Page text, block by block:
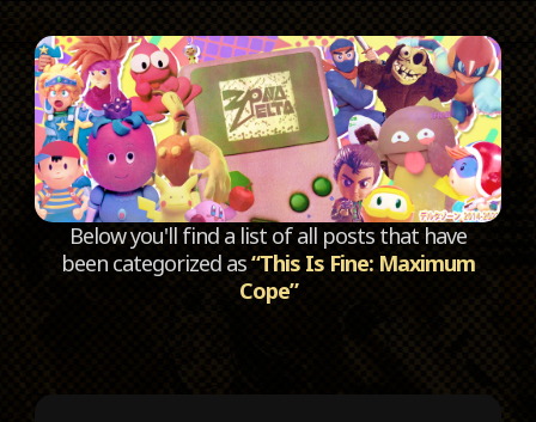
Below you'll find a list of all posts that have
been categorized as“This Is Fine: Maximum
Cope”